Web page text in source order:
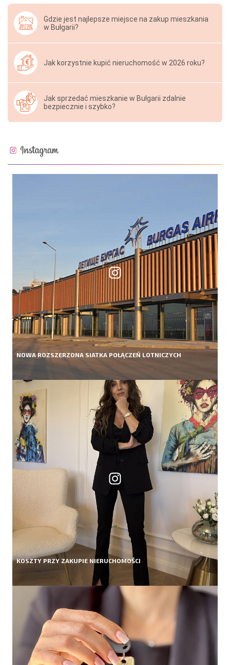
Gdzie jest najlepsze miejsce na zakup mieszkania
w Bułgarii?
Jak korzystnie kupić nieruchomość w 2026 roku?
Jak sprzedać mieszkanie w Bułgarii zdalnie
bezpiecznie i szybko?
NOWA ROZSZERZONA SIATKA POŁĄCZEŃ LOTNICZYCH
KOSZTY PRZY ZAKUPIE NIERUCHOMOŚCI